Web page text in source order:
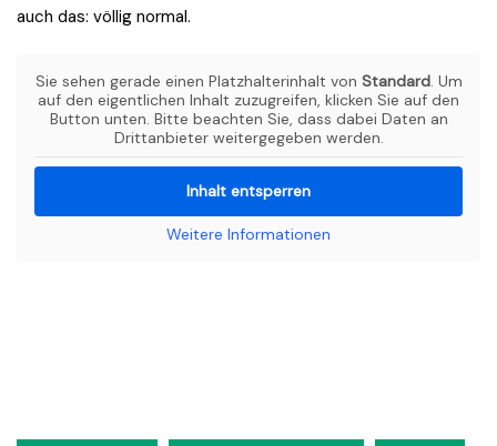
auch das: völlig normal.
Sie sehen gerade einen Platzhalterinhalt von Standard. Um
auf den eigentlichen Inhalt zuzugreifen, klicken Sie auf den
Button unten. Bitte beachten Sie, dass dabei Daten an
Drittanbieter weitergegeben werden.
Inhalt entsperren
Weitere Informationen